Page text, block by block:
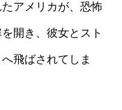
アメリカが、恐怖
開き、彼女とスト
飛ばされてしま